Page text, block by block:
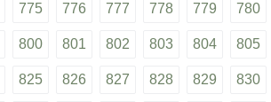
775 776 777 778 779 780
800 801 802 803 804 805
825 826 827 828 829 830